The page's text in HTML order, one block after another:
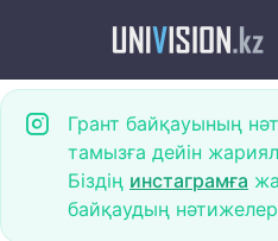
Грант байқауының
тамызға дейін
Біздің инстаграмға
байқаудың